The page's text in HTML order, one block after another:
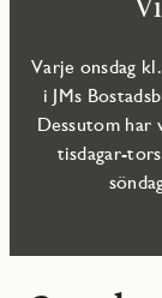
Varje onsdag
i JMs
Dessutom har
tisdagar-